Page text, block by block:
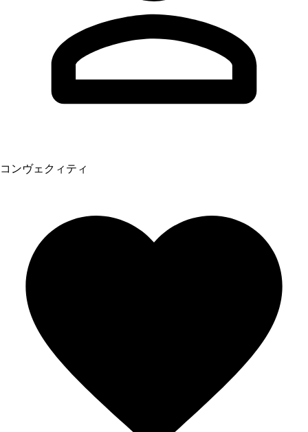
コンヴェクィティ